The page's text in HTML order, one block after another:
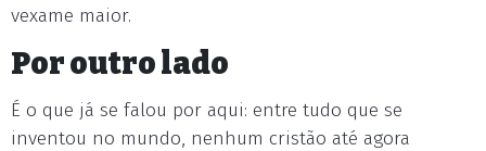
vexame maior.
Por outro lado
É o que já se falou por aqui: entre tudo que se
inventou no mundo, nenhum cristão até agora